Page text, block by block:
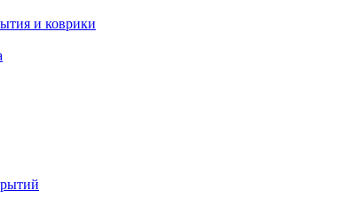
и коврики